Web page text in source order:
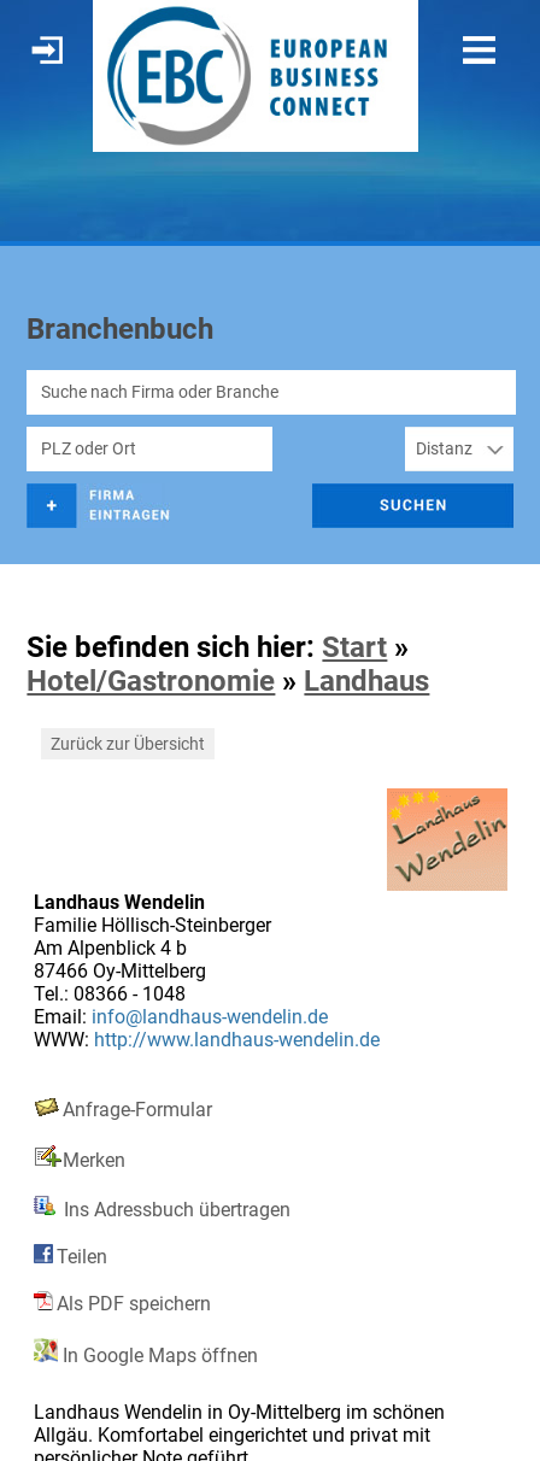
Branchenbuch
Sie befinden sich hier: Start »
Hotel/Gastronomie » Landhaus
Zurück zur Übersicht
Landhaus Wendelin
Familie Höllisch-Steinberger
Am Alpenblick 4 b
87466 Oy-Mittelberg
Tel.: 08366 - 1048
Email: info@landhaus-wendelin.de
WWW: http://www.landhaus-wendelin.de
Anfrage-Formular
Merken
Ins Adressbuch übertragen
Teilen
Als PDF speichern
In Google Maps öffnen
Landhaus Wendelin in Oy-Mittelberg im schönen
Allgäu. Komfortabel eingerichtet und privat mit